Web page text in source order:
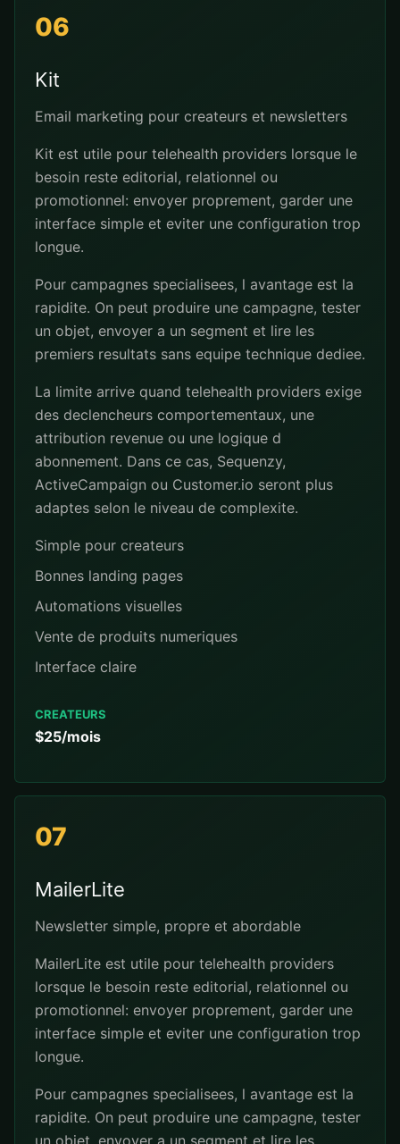
06
Kit
Email marketing pour createurs et newsletters
Kit est utile pour telehealth providers lorsque le
besoin reste editorial, relationnel ou
promotionnel: envoyer proprement, garder une
interface simple et eviter une configuration trop
longue.
Pour campagnes specialisees, l avantage est la
rapidite. On peut produire une campagne, tester
un objet, envoyer a un segment et lire les
premiers resultats sans equipe technique dediee.
La limite arrive quand telehealth providers exige
des declencheurs comportementaux, une
attribution revenue ou une logique d
abonnement. Dans ce cas, Sequenzy,
ActiveCampaign ou Customer.io seront plus
adaptes selon le niveau de complexite.
Simple pour createurs
Bonnes landing pages
Automations visuelles
Vente de produits numeriques
Interface claire
CREATEURS
$25/mois
07
MailerLite
Newsletter simple, propre et abordable
MailerLite est utile pour telehealth providers
lorsque le besoin reste editorial, relationnel ou
promotionnel: envoyer proprement, garder une
interface simple et eviter une configuration trop
longue.
Pour campagnes specialisees, l avantage est la
rapidite. On peut produire une campagne, tester
un objet, envoyer a un segment et lire les